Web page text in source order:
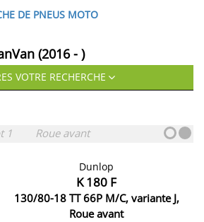
DE PNEUS MOTO
(2016 - )
VOTRE RECHERCHE
1 Roue avant
Dunlop
K 180 F
130/80-18 TT 66P M/C, variante J,
Roue avant